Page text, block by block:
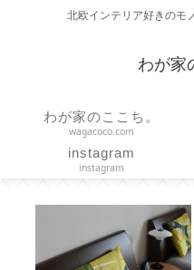
北欧インテリア好きのモ
わが家
わが家のここち。
wagacoco.com
instagram
instagram